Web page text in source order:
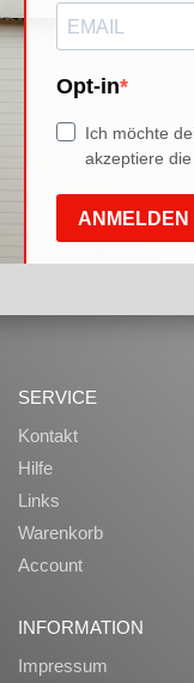
SERVICE
Kontakt
Hilfe
Links
Warenkorb
Account
INFORMATION
Impressum